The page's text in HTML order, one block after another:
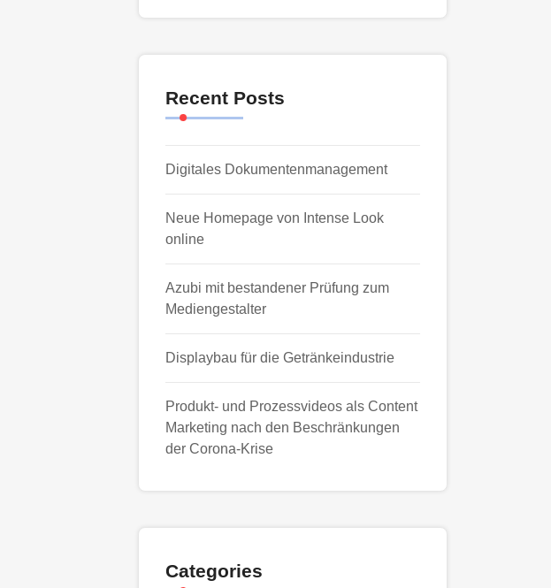
Recent Posts
Digitales Dokumentenmanagement
Neue Homepage von Intense Look
online
Azubi mit bestandener Prüfung zum
Mediengestalter
Displaybau für die Getränkeindustrie
Produkt- und Prozessvideos als Content
Marketing nach den Beschränkungen
der Corona-Krise
Categories